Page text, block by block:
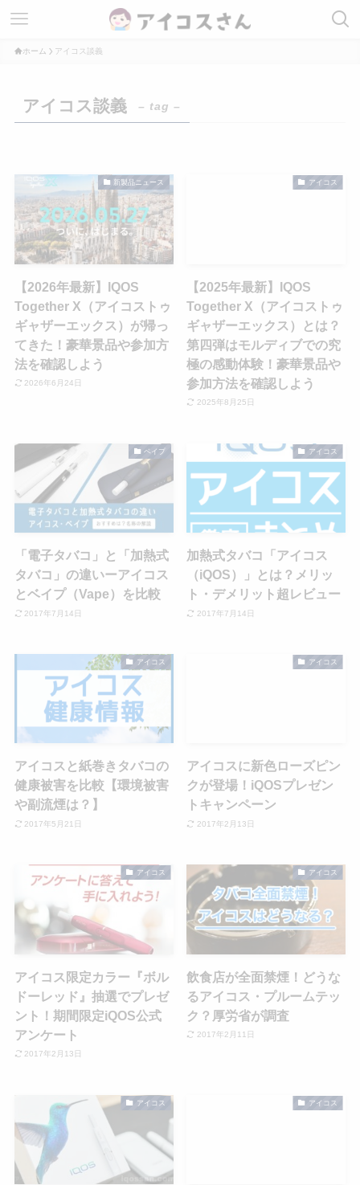
ホーム アイコス談義
アイコス談義 – tag –
新製品ニュース
【2026年最新】IQOS
Together X（アイコストゥ
ギャザーエックス）が帰っ
てきた！豪華景品や参加方
法を確認しよう
2026年6月24日
アイコス
【2025年最新】IQOS
Together X（アイコストゥ
ギャザーエックス）とは？
第四弾はモルディブでの究
極の感動体験！豪華景品や
参加方法を確認しよう
2025年8月25日
ベイプ
「電子タバコ」と「加熱式
タバコ」の違いーアイコス
とベイプ（Vape）を比較
2017年7月14日
アイコス
加熱式タバコ「アイコス
（iQOS）」とは？メリッ
ト・デメリット超レビュー
2017年7月14日
アイコス
アイコスと紙巻きタバコの
健康被害を比較【環境被害
や副流煙は？】
2017年5月21日
アイコス
アイコスに新色ローズピン
クが登場！iQOSプレゼン
トキャンペーン
2017年2月13日
アイコス
アイコス限定カラー『ボル
ドーレッド』抽選でプレゼ
ント！期間限定iQOS公式
アンケート
2017年2月13日
アイコス
飲食店が全面禁煙！どうな
るアイコス・プルームテッ
ク？厚労省が調査
2017年2月11日
アイコス アイコス